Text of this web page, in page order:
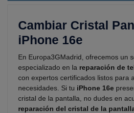
Cambiar Cristal
iPhone 16e
En Europa3GMadrid, ofrecemos un
especializado en la reparación de
con expertos certificados listos para
necesidades. Si tu iPhone 16e
cristal de la pantalla, no dudes en
reparación del cristal de la